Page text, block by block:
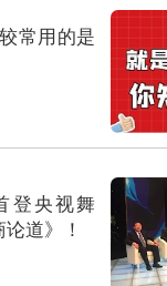
常用的是
登央视舞
道》！